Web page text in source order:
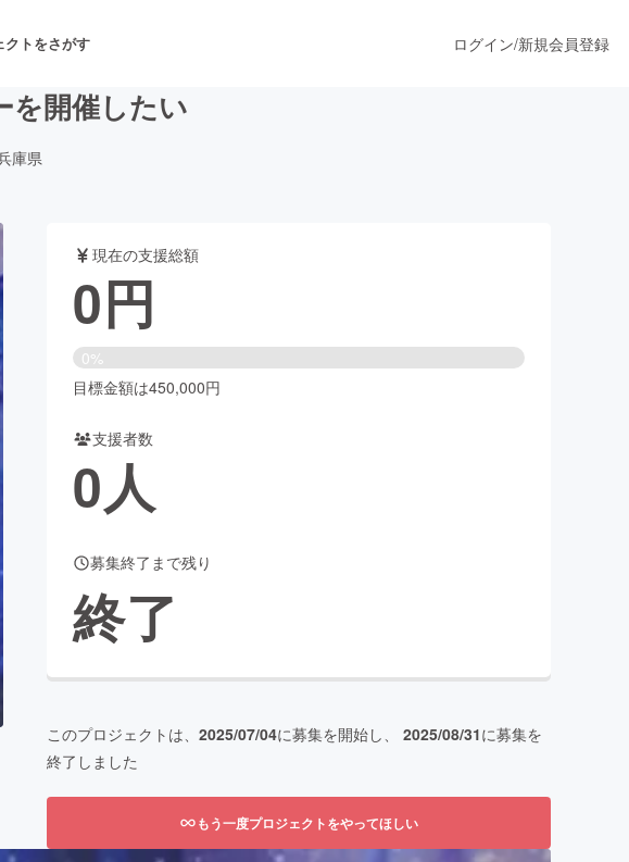
クトをさがす
・パフォーマンス
・飲食店
・漫画
ーティー・ヘルスケア
ログイン/新規会員登録
を開催したい
庫県
現在の支援総額
0円
0%
目標金額は450,000円
支援者数
0人
募集終了まで残り
終了
このプロジェクトは、 2025/07/04に募集を開始し、 2025/08/31に募集を
終了しました
もう一度プロジェクトをやってほしい